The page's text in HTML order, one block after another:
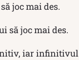
joc mai des.
să joc mai des.
iar infinitivul